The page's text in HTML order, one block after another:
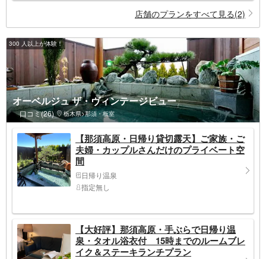
店舗のプランをすべて見る(2)
300 人以上が体験！
オーベルジュ ザ・ヴィンテージビュー
口コミ(26) 栃木県>那須・板室
【那須高原・日帰り貸切露天】ご家族・ご
夫婦・カップルさんだけのプライベート空
間
日帰り温泉
指定無し
【大好評】那須高原・手ぶらで日帰り温
泉・タオル浴衣付 15時までのルームブレ
イク＆ステーキランチプラン